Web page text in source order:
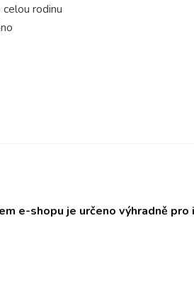
rodinu
e-shopu je určeno výhradně